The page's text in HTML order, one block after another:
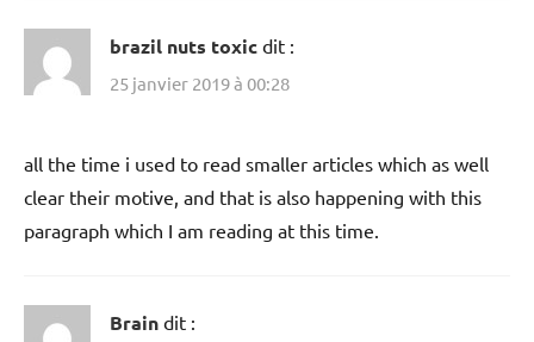
brazil nuts toxic dit :
25 janvier 2019 à 00:28
all the time i used to read smaller articles which as well
clear their motive, and that is also happening with this
paragraph which I am reading at this time.
Brain dit :